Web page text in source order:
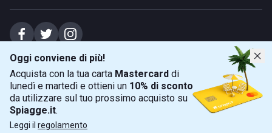
Oggi conviene di più!
Acquista con la tua carta Mastercard di
lunedì e martedì e ottieni un 10% di sconto
da utilizzare sul tuo prossimo acquisto su
Spiagge.it.
Leggi il regolamento
Spiagge Srl - Sede legale: Via Marecchiese 48, 47923 Rimini (RN), IT -
capitale sociale Euro 31245,57 - Iscritta al registro delle imprese di Rimini
Sede operativa: Via Flaminia 180, 47924 Rimini (RN), IT
+39 0541 772375
info@spiagge.it - p.i./c.f. 04536640404
© 2026 Spiagge Srl. Tutti i diritti riservati.